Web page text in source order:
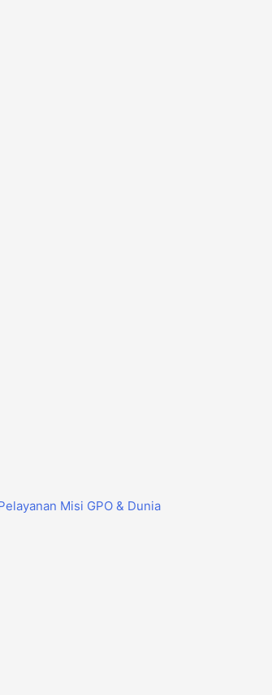
Misi GPO & Dunia